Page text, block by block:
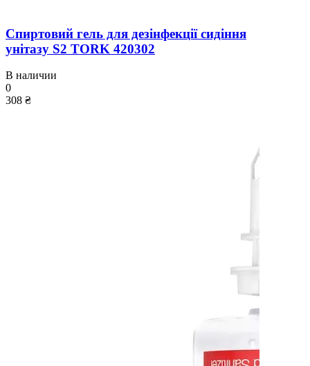
Спиртовий гель для дезінфекції сидіння
унітазу S2 TORK 420302
В наличии
0
308 ₴